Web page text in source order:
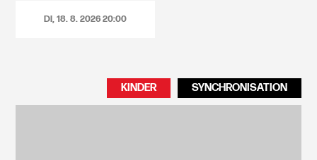
DI, 18. 8. 202620:00
KINDER SYNCHRONISATION